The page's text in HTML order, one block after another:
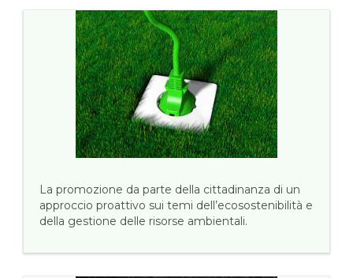
La promozione da parte della cittadinanza di un
approccio proattivo sui temi dell’ecosostenibilità e
della gestione delle risorse ambientali.